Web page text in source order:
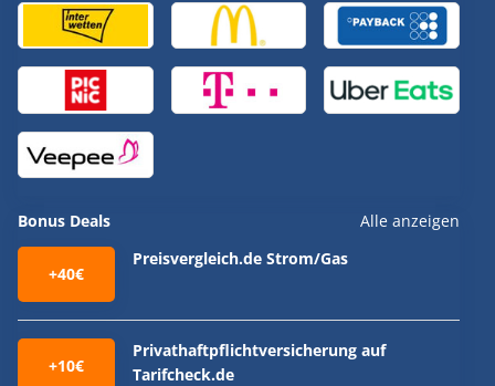
Bonus Deals Alle anzeigen
+40€
Preisvergleich.de Strom/Gas
+10€
Privathaftpflichtversicherung auf
Tarifcheck.de